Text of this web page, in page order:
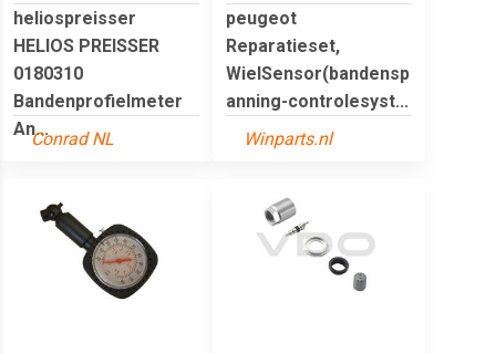
heliospreisser
HELIOS PREISSER
0180310
Bandenprofielmeter
An...Conrad NL
peugeot
Reparatieset,
WielSensor(bandensp
anning-controlesyst...
Winparts.nl